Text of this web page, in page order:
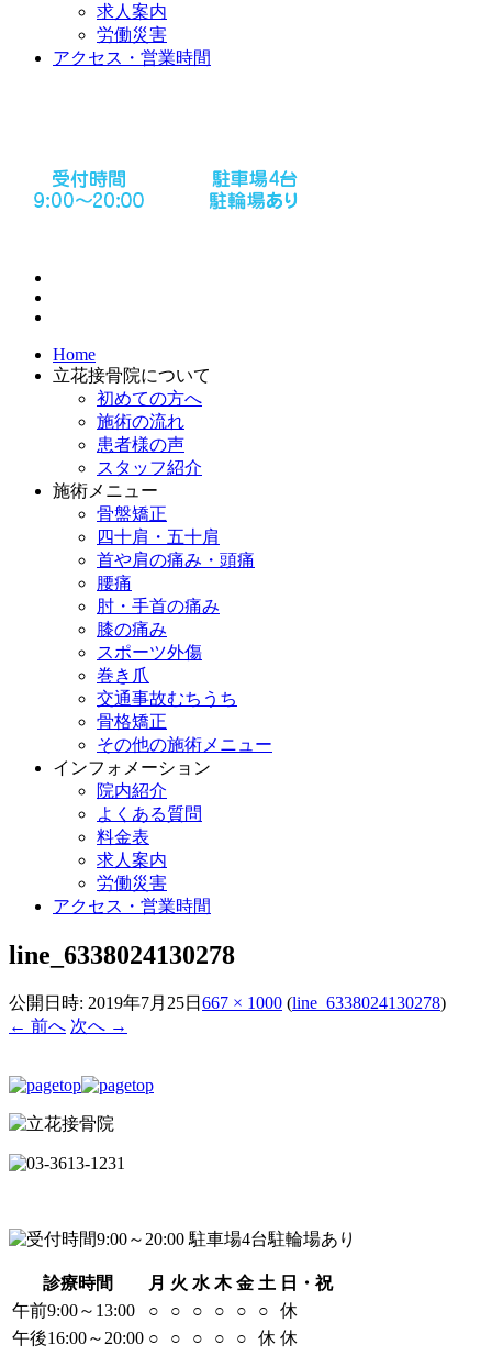
求人案内
労働災害
アクセス・営業時間
Home
立花接骨院について
初めての方へ
施術の流れ
患者様の声
スタッフ紹介
施術メニュー
骨盤矯正
四十肩・五十肩
首や肩の痛み・頭痛
腰痛
肘・手首の痛み
膝の痛み
スポーツ外傷
巻き爪
交通事故むちうち
骨格矯正
その他の施術メニュー
インフォメーション
院内紹介
よくある質問
料金表
求人案内
労働災害
アクセス・営業時間
line_6338024130278
公開日時: 2019年7月25日 667 × 1000 (line_6338024130278)
← 前へ 次へ →
診療時間 月 火 水 木 金 土 日・祝
午前9:00～13:00
○ ○ ○ ○ ○ ○
休
午後16:00～20:00 ○ ○ ○ ○ ○ 休 休